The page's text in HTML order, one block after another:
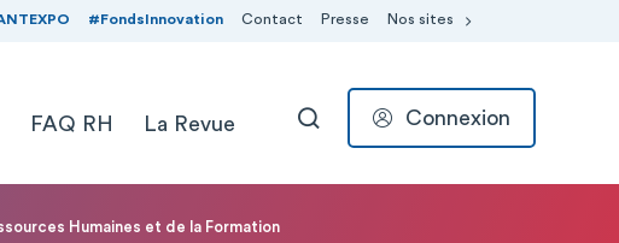
#FondsInnovation Contact Presse Nos sites
FAQ RH La Revue RECHERCHER
Connexion
Humaines et de la Formation